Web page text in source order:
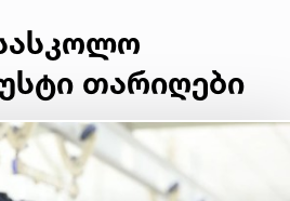
თარიღები